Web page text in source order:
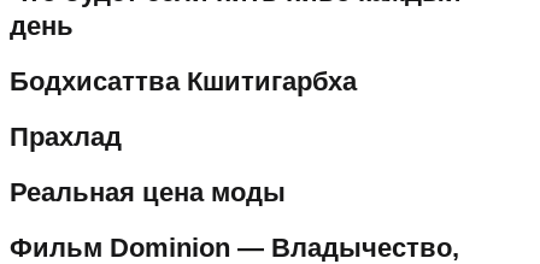
день
Бодхисаттва Кшитигарбха
Прахлад
Реальная цена моды
Фильм Dominion — Владычество,